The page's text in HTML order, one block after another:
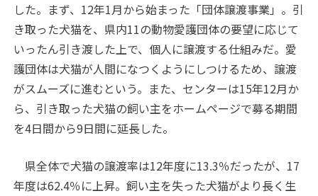
した。まず、12年1月から始まった「団体譲渡事業」。引
き取った犬猫を、県内11の動物愛護団体の要望に応じて
いったん引き渡した上で、個人に譲渡する仕組みだ。愛
護団体は犬猫が人間になつくようにしつけるため、譲渡
がスムーズに進むという。また、センターは15年12月か
ら、引き取った犬猫の飼い主をホームページで募る期間
を4日間から9日間に延長した。
県全体で犬猫の譲渡率は12年度に13.3％だったが、17
年度は62.4％に上昇。飼い主を失った犬猫がより長く生